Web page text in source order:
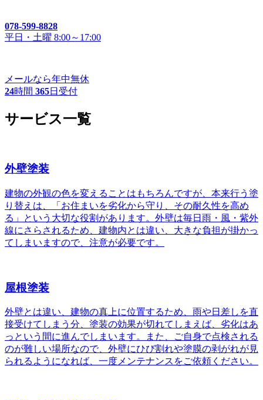
078-599-8828
平日・土曜 8:00～17:00
メールなら年中無休
24時間 365日受付
サービス一覧
外壁塗装
建物の外観の色を変えることはもちろんですが、本来行う塗
り替えは、「お住まいを劣化から守り、その耐久性を高め
る」という大切な役割があります。外壁は毎日雨・風・紫外
線にさらされるため、建物内とは違い、大きな負担が掛かっ
てしまいますので、注意が必要です。
屋根塗装
外壁とは違い、建物の真上に位置するため、雨や日差しを直
接受けてしまう分、塗装の効果が切れてしまえば、劣化はあ
っという間に進んでしまいます。また、ご自身で点検される
のが難しい場所なので、外壁にひび割れや塗膜の剥がれが見
られるようになれば、一度メンテナンスをご依頼ください。